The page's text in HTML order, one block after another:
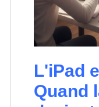
L'iPad
Quand